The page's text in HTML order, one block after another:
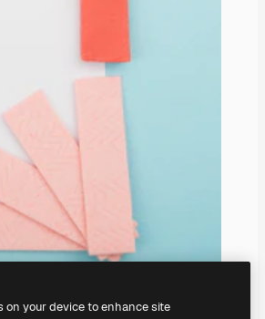
on your device to enhance site